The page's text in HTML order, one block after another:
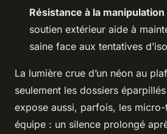
Résistance à la manipulation
soutien extérieur aide à
saine face aux tentatives
La lumière crue d’un néon au
seulement les dossiers
expose aussi, parfois, les
équipe : un silence prolongé